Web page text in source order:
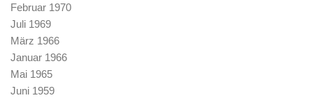
Februar 1970
Juli 1969
März 1966
Januar 1966
Mai 1965
Juni 1959